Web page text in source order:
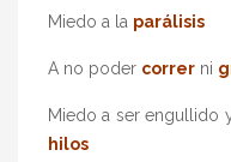
Miedo a la parálisis
A no poder correr ni
Miedo a ser engullido
hilos